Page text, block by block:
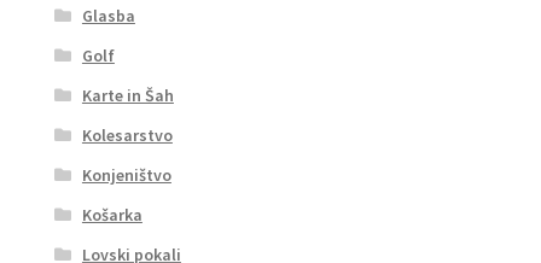
Glasba
Golf
Karte in Šah
Kolesarstvo
Konjeništvo
Košarka
Lovski pokali